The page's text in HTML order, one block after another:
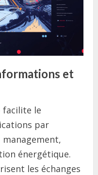
et
facilite le
par
énergétique.
les échanges